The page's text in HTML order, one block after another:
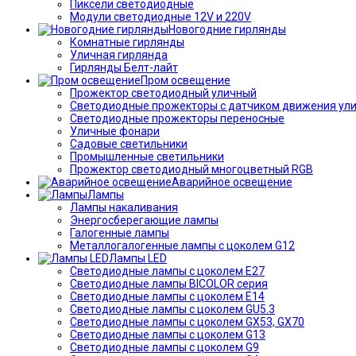
Пиксели светодиодные
Модули светодиодные 12V и 220V
Новогодние гирлянды
Комнатные гирлянды
Уличная гирлянда
Гирлянды Белт-лайт
Пром освещение
Прожектор светодиодный уличный
Светодиодные прожекторы с датчиком движения
Светодиодные прожекторы переносные
Уличные фонари
Садовые светильники
Промышленные светильники
Прожектор светодиодный многоцветный RGB
Аварийное освещение
Лампы
Лампы накаливания
Энергосберегающие лампы
Галогенные лампы
Металлогалогенные лампы с цоколем G12
Лампы LED
Светодиодные лампы с цоколем E27
Светодиодные лампы BICOLOR серия
Светодиодные лампы с цоколем E14
Светодиодные лампы с цоколем GU5.3
Светодиодные лампы с цоколем GX53, GX70
Светодиодные лампы с цоколем G13
Светодиодные лампы с цоколем G9